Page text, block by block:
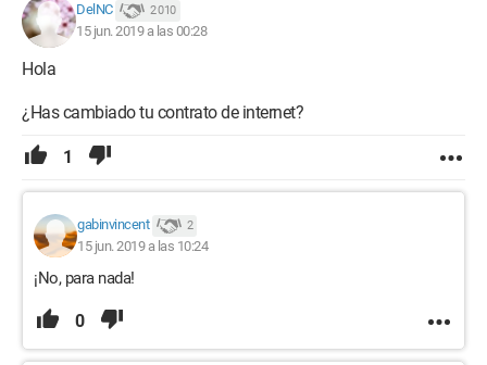
DelNC 2 010
15 jun. 2019 a las 00:28
Hola
¿Has cambiado tu contrato de internet?
1
gabinvincent 2
15 jun. 2019 a las 10:24
¡No, para nada!
0